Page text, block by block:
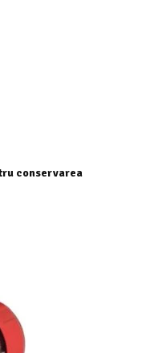
conservarea